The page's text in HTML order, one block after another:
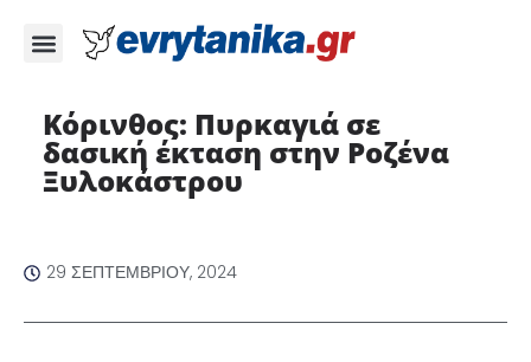
Κόρινθος: Πυρκαγιά σε
δασική έκταση στην Ροζένα
Ξυλοκάστρου
29 ΣΕΠΤΕΜΒΡΊΟΥ, 2024